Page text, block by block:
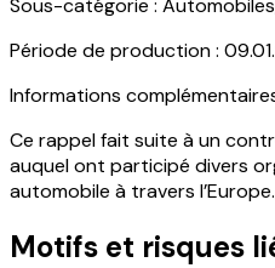
Sous-catégorie :
Période de production:
Informations
Ce rappel fait suite à un
auquel ont participé divers
automobile à travers l’Europe.
Motifs et risques